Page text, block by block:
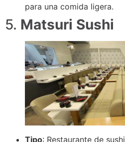
para una comida ligera.
5. Matsuri Sushi
Tipo: Restaurante de sushi